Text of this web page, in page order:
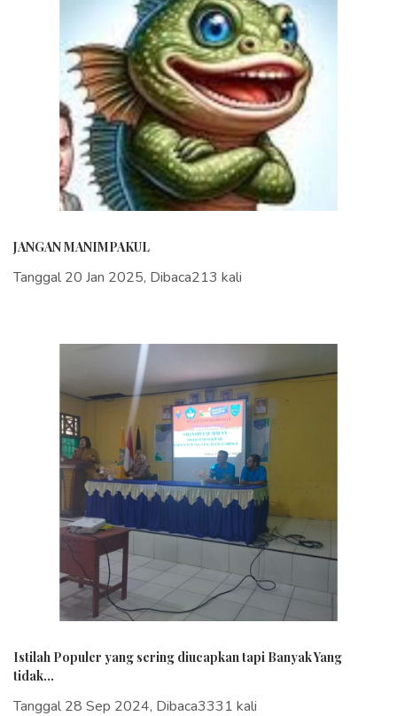
JANGAN MANIMPAKUL
Tanggal 20 Jan 2025, Dibaca213 kali
Istilah Populer yang sering diucapkan tapi Banyak Yang
tidak...
Tanggal 28 Sep 2024, Dibaca3331 kali